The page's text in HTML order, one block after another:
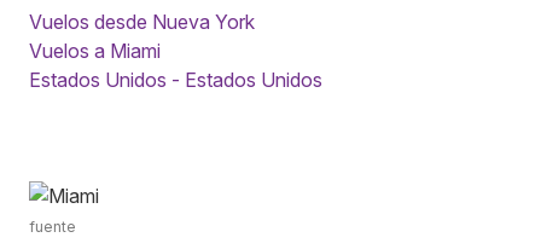
Vuelos desde Nueva York
Vuelos a Miami
Estados Unidos - Estados Unidos
fuente